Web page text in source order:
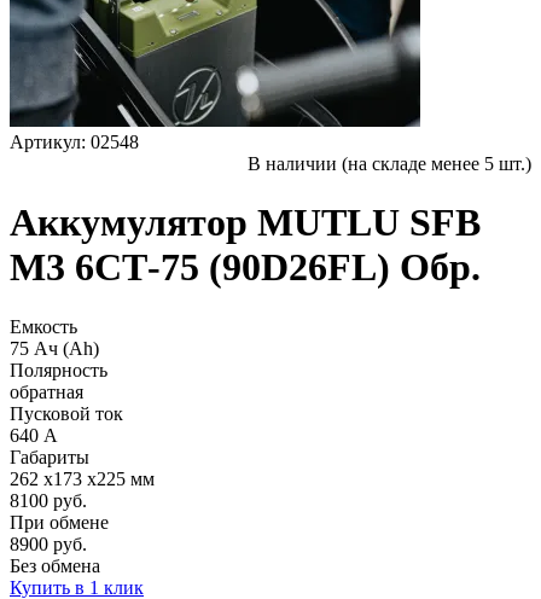
Артикул: 02548
В наличии (на складе менее 5 шт.)
Аккумулятор MUTLU SFB
M3 6СТ-75 (90D26FL) Обр.
Емкость
75 Ач (Ah)
Полярность
обратная
Пусковой ток
640 А
Габариты
262 x173 x225 мм
8100 руб.
При обмене
8900 руб.
Без обмена
Купить в 1 клик